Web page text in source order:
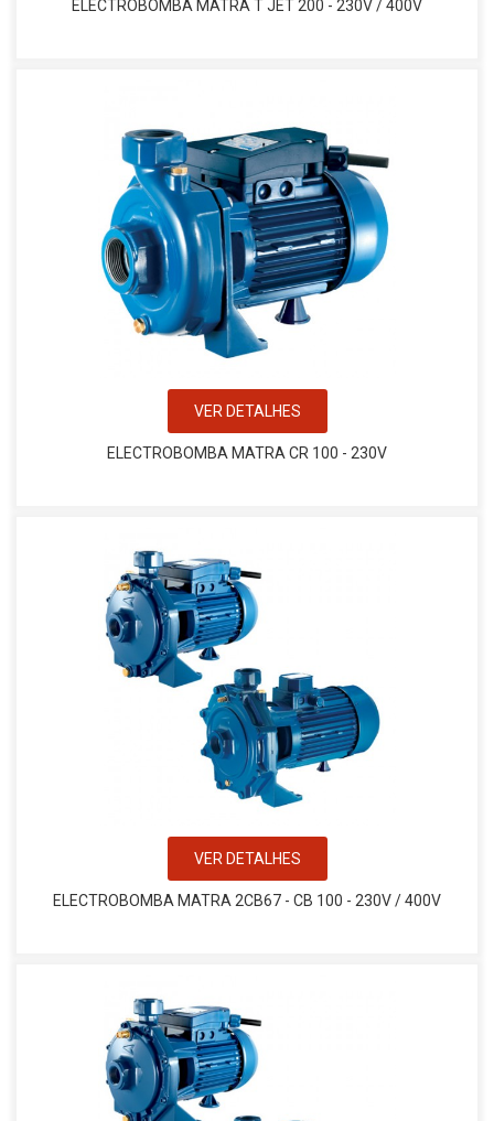
ELECTROBOMBA MATRA T JET 200 - 230V / 400V
VER DETALHES
ELECTROBOMBA MATRA CR 100 - 230V
VER DETALHES
ELECTROBOMBA MATRA 2CB67 - CB 100 - 230V / 400V